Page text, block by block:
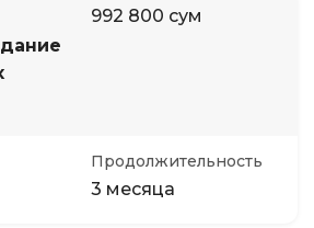
992 800 сум
Продолжительность
3 месяца